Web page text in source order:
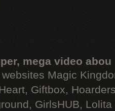
mega video abou
Magic
Giftbox,
GirlsHUB, Lolita